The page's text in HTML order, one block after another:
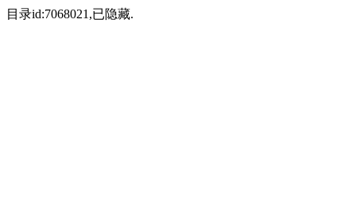
目录id:7068021,已隐藏.